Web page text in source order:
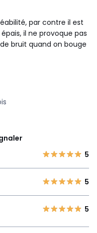
par contre il est
il ne provoque pas
bruit quand on bouge
5
5
5